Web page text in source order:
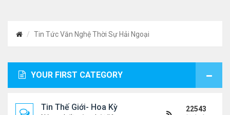
Tin Tức Văn Nghệ Thời Sự Hải Ngoại
YOUR FIRST CATEGORY
Tin Thế Giới- Hoa Kỳ
22543